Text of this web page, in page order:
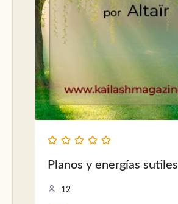
Planos y energías sutiles
12